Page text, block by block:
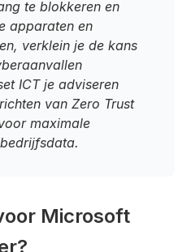
te blokkeren en
apparaten en
verklein je de kans
ICT je adviseren
van Zero Trust
maximale
Microsoft